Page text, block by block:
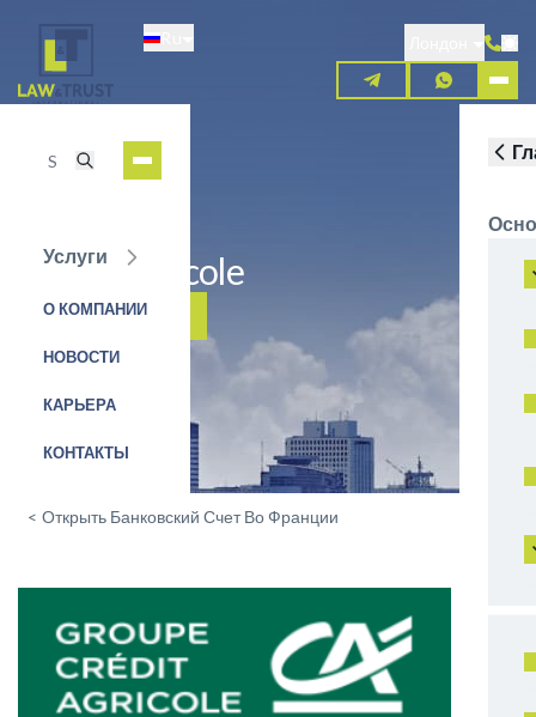
основному
содержанию
Услуги
О КОМПАНИИ
НОВОСТИ
КАРЬЕРА
КОНТАКТЫ
Credit Agricole
ЗАЯВКА НА УСЛУГУ
< Открыть Банковский Счет Во Франции